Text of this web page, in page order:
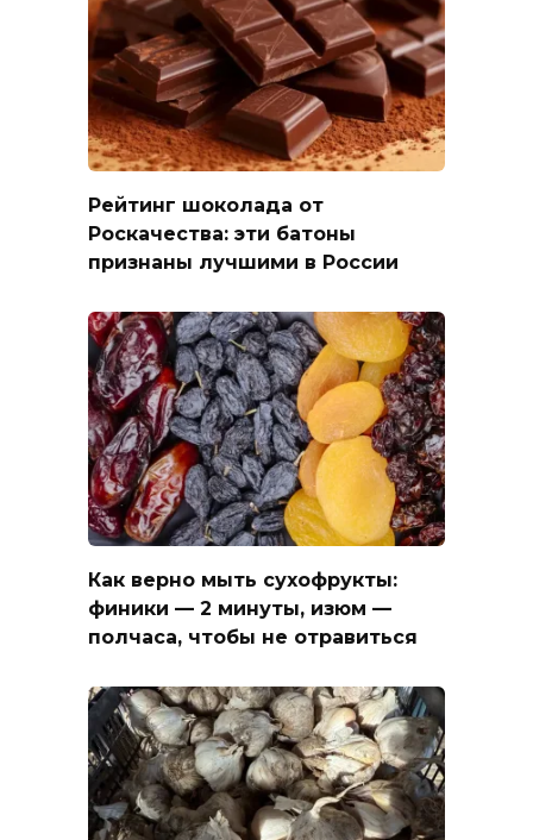
Рейтинг шоколада от
Роскачества: эти батоны
признаны лучшими в России
Как верно мыть сухофрукты:
финики — 2 минуты, изюм —
полчаса, чтобы не отравиться